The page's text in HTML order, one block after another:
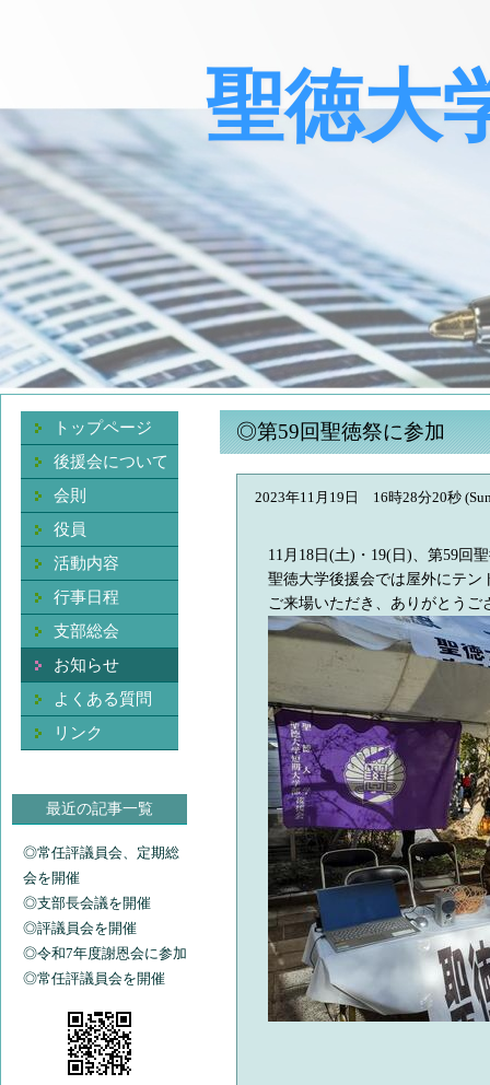
聖徳大
◎第59回聖徳祭に参加
2023年11月19日 16時28分20秒
11月18日(土)・19(日)、第59回
聖徳大学後援会では屋外にテン
ご来場いただき、ありがとうご
トップページ
後援会について
会則
役員
活動内容
行事日程
支部総会
お知らせ
よくある質問
リンク
最近の記事一覧
◎常任評議員会、定期総
会を開催
◎支部長会議を開催
◎評議員会を開催
◎令和7年度謝恩会に参加
◎常任評議員会を開催